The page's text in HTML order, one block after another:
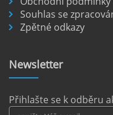
Letiště Berlín
dopravním
okolních
číst :celý
Souhlas se
Zpětné odkazy
Newsletter
Přihlašte se k odběru